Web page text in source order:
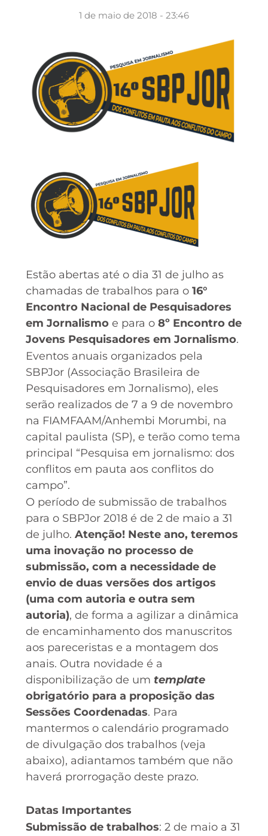
1 de maio de 2018 - 23:46
Estão abertas até o dia 31 de julho as
chamadas de trabalhos para o 16°
Encontro Nacional de Pesquisadores
em Jornalismoe para o 8º Encontro de
Jovens Pesquisadores em Jornalismo.
Eventos anuais organizados pela
SBPJor (Associação Brasileira de
Pesquisadores em Jornalismo), eles
serão realizados de 7 a 9 de novembro
na FIAMFAAM/Anhembi Morumbi, na
capital paulista (SP), e terão como tema
principal “Pesquisa em jornalismo: dos
conflitos em pauta aos conflitos do
campo”.
O período de submissão de trabalhos
para o SBPJor 2018 é de 2 de maio a 31
de julho. Atenção! Neste ano, teremos
uma inovação no processo de
submissão, com a necessidade de
envio de duas versões dos artigos
(uma com autoria e outra sem
autoria), de forma a agilizar a dinâmica
de encaminhamento dos manuscritos
aos pareceristas e a montagem dos
anais. Outra novidade é a
disponibilização de um template
obrigatório para a proposição das
Sessões Coordenadas. Para
mantermos o calendário programado
de divulgação dos trabalhos (veja
abaixo), adiantamos também que não
haverá prorrogação deste prazo.
Datas Importantes
Submissão de trabalhos: 2 de maio a 31